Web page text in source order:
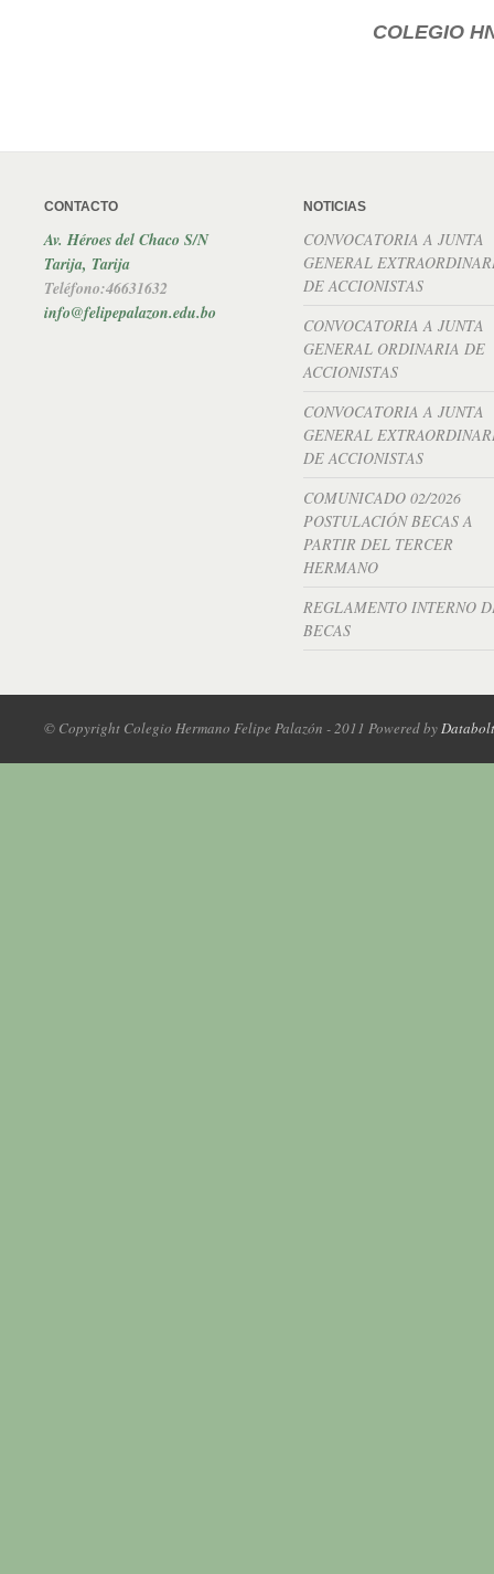
COLEGIO
CONTACTO
Av. Héroes del Chaco S/N
Tarija, Tarija
Teléfono:46631632
info@felipepalazon.edu.bo
NOTICIAS
CONVOCATORIA A JUNTA
GENERAL
DE ACCIONISTAS
CONVOCATORIA A JUNTA
GENERAL ORDINARIA DE
ACCIONISTAS
CONVOCATORIA A JUNTA
GENERAL
DE ACCIONISTAS
COMUNICADO 02/2026
POSTULACIÓN BECAS A
PARTIR DEL TERCER
HERMANO
REGLAMENTO INTERNO
BECAS
© Copyright Colegio Hermano Felipe Palazón - 2011 Powered byDatabolt